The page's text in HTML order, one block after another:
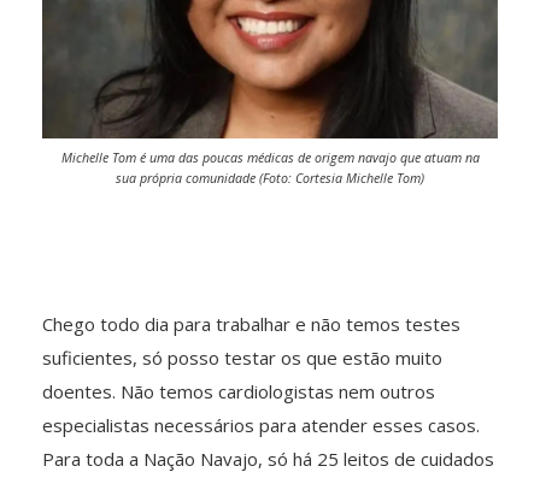
Michelle Tom é uma das poucas médicas de origem navajo que atuam na
sua própria comunidade (Foto: Cortesia Michelle Tom)
Chego todo dia para trabalhar e não temos testes
suficientes, só posso testar os que estão muito
doentes. Não temos cardiologistas nem outros
especialistas necessários para atender esses casos.
Para toda a Nação Navajo, só há 25 leitos de cuidados